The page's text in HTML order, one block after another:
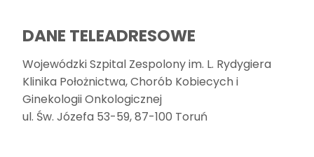
DANE TELEADRESOWE
Wojewódzki Szpital Zespolony im. L. Rydygiera
Klinika Położnictwa, Chorób Kobiecych i
Ginekologii Onkologicznej
ul. Św. Józefa 53-59, 87-100 Toruń